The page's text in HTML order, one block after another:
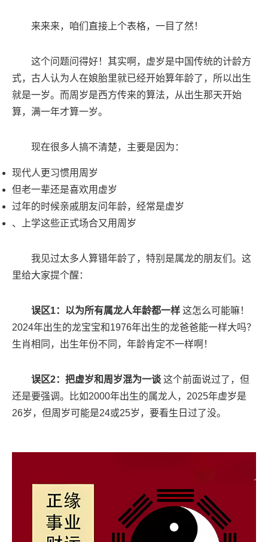
来来来，咱们直接上个表格，一目了然！
这个问题问得好！其实啊，虚岁是中国传统的计龄方
式，古人认为人在娘胎里就已经开始算年龄了，所以出生
就是一岁。而周岁是西方传来的算法，从出生那天开始
算，满一年才算一岁。
现在很多人搞不清楚，主要是因为：
现代人更习惯用周岁
但老一辈还是喜欢用虚岁
过年的时候亲戚朋友问年龄，经常是虚岁
、上学这些正式场合又用周岁
我见过太多人算错年龄了，特别是属龙的朋友们。这
里给大家提个醒：
误区1：以为所有属龙人年龄都一样 这怎么可能嘛！
2024年出生的龙宝宝和1976年出生的龙爸爸能一样大吗？
生肖相同，出生年份不同，年龄肯定不一样啊！
误区2：把虚岁和周岁混为一谈 这个前面说过了，但
还是要强调。比如2000年出生的属龙人，2025年虚岁是
26岁，但周岁可能是24或25岁，要看生日过了没。